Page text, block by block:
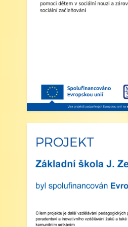
výuka denně od 8:00 do
schválenou přihláškou do
5. Projekt „Obědy do
žáků, kteří budou do
předloží škole platné
pobírání dávek hmotné
zástupci budou dne 2. září
V Náchodě dne 20. srpna